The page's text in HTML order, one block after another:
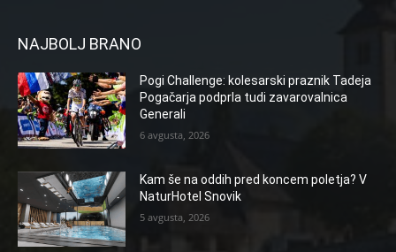
NAJBOLJ BRANO
Pogi Challenge: kolesarski praznik Tadeja
Pogačarja podprla tudi zavarovalnica
Generali
6 avgusta, 2026
Kam še na oddih pred koncem poletja? V
NaturHotel Snovik
5 avgusta, 2026